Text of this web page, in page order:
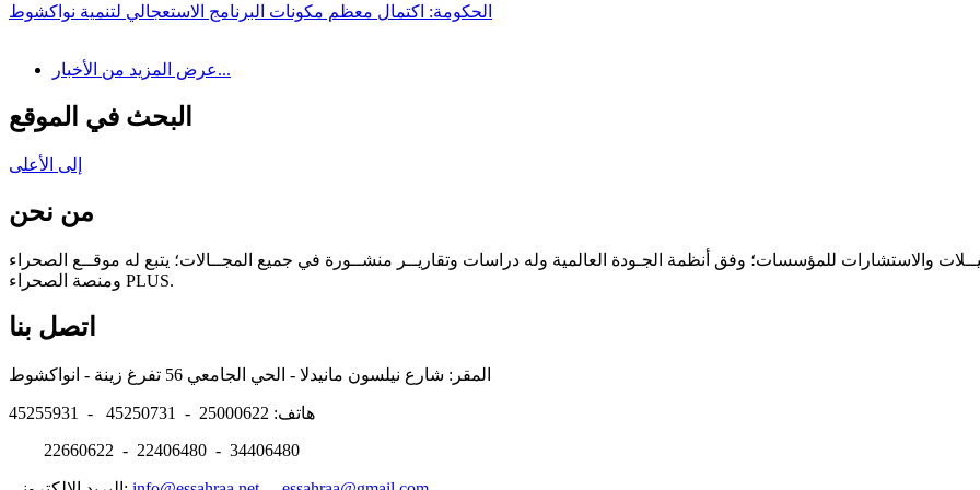
الحكومة: اكتمال معظم مكونات البرنامج الاستعجالي لتنمية نواكشوط
عرض المزيد من الأخبار...
البحث في الموقع
إلى الأعلى
من نحن
والاستشارات للمؤسسات؛ وفق أنظمة الجـودة العالمية وله دراسات وتقاريــر منشــورة في جميع المجــالات؛ يتبع له موقــع الصحراء
ومنصة الصحراء PLUS.
اتصل بنا
هاتف: 25000622 - 45250731 - 45255931
22660622 - 22406480 - 34406480